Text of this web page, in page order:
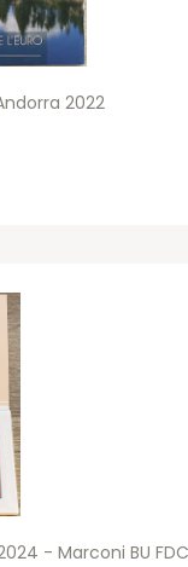
2022
- Marconi BU FDC